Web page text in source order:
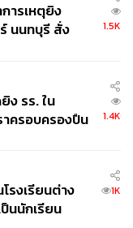
ารเหตุยิง
นนทบุรี สั่ง
1.5K
ง รร. ใน
ครอบครองปืน
1.4K
รงเรียนต่าง
นนักเรียน
1K